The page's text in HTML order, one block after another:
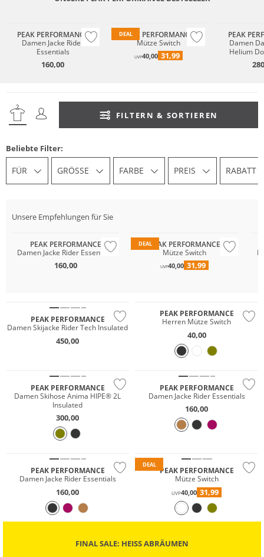
PEAK PERFORMANCE
Damen Jacke Rider
Essentials
160,00
DEAL
PEAK PERFORMANCE
Mütze Switch
UVP40,00 31,99
PEAK
Damen
Helium
FILTERN & SORTIEREN
Beliebte Filter:
FÜR GRÖSSE FARBE PREIS RABATT
Unsere Empfehlungen für Sie
PEAK PERFORMANCE
Damen Jacke Rider Essentials
160,00
DEALPEAK PERFORMANCE
Mütze Switch
UVP40,00 31,99
PEAK PERFORMANCE
Damen Skijacke Rider Tech Insulated
450,00
PEAK PERFORMANCE
Herren Mütze Switch
40,00
PEAK PERFORMANCE
Damen Skihose Anima HIPE® 2L
Insulated
300,00
PEAK PERFORMANCE
Damen Jacke Rider Essentials
160,00
PEAK PERFORMANCE
Damen Jacke Rider Essentials
160,00
DEAL
PEAK PERFORMANCE
Mütze Switch
UVP40,00 31,99
FINAL SALE: HEISS ABRÄUMEN